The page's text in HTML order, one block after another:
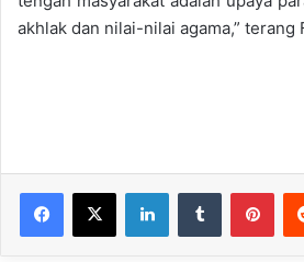
akhlak dan nilai-nilai agama,”